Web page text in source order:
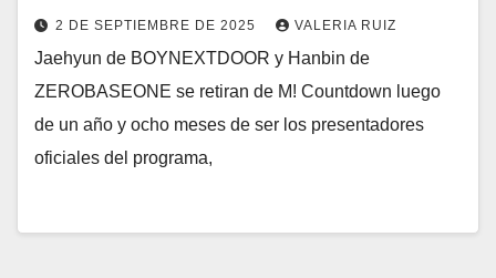
2 DE SEPTIEMBRE DE 2025 VALERIA RUIZ
Jaehyun de BOYNEXTDOOR y Hanbin de
ZEROBASEONE se retiran de M! Countdown luego
de un año y ocho meses de ser los presentadores
oficiales del programa,